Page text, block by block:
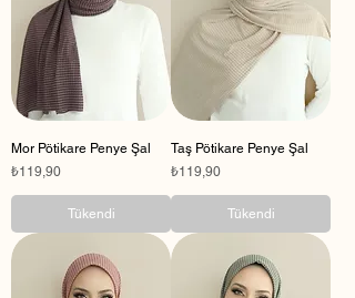
Mor Pötikare Penye Şal
Fiyat
₺119,90
Tükendi
Taş Pötikare Penye Şal
Fiyat
₺119,90
Tükendi